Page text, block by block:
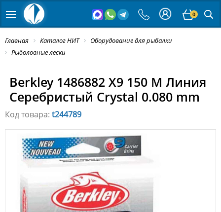
0
Главная Каталог НИТ
Оборудование для рыбалки
Рыболовные лески
Berkley 1486882 X9 150 M Линия
Серебристый Crystal 0.080 mm
Код товара: t244789